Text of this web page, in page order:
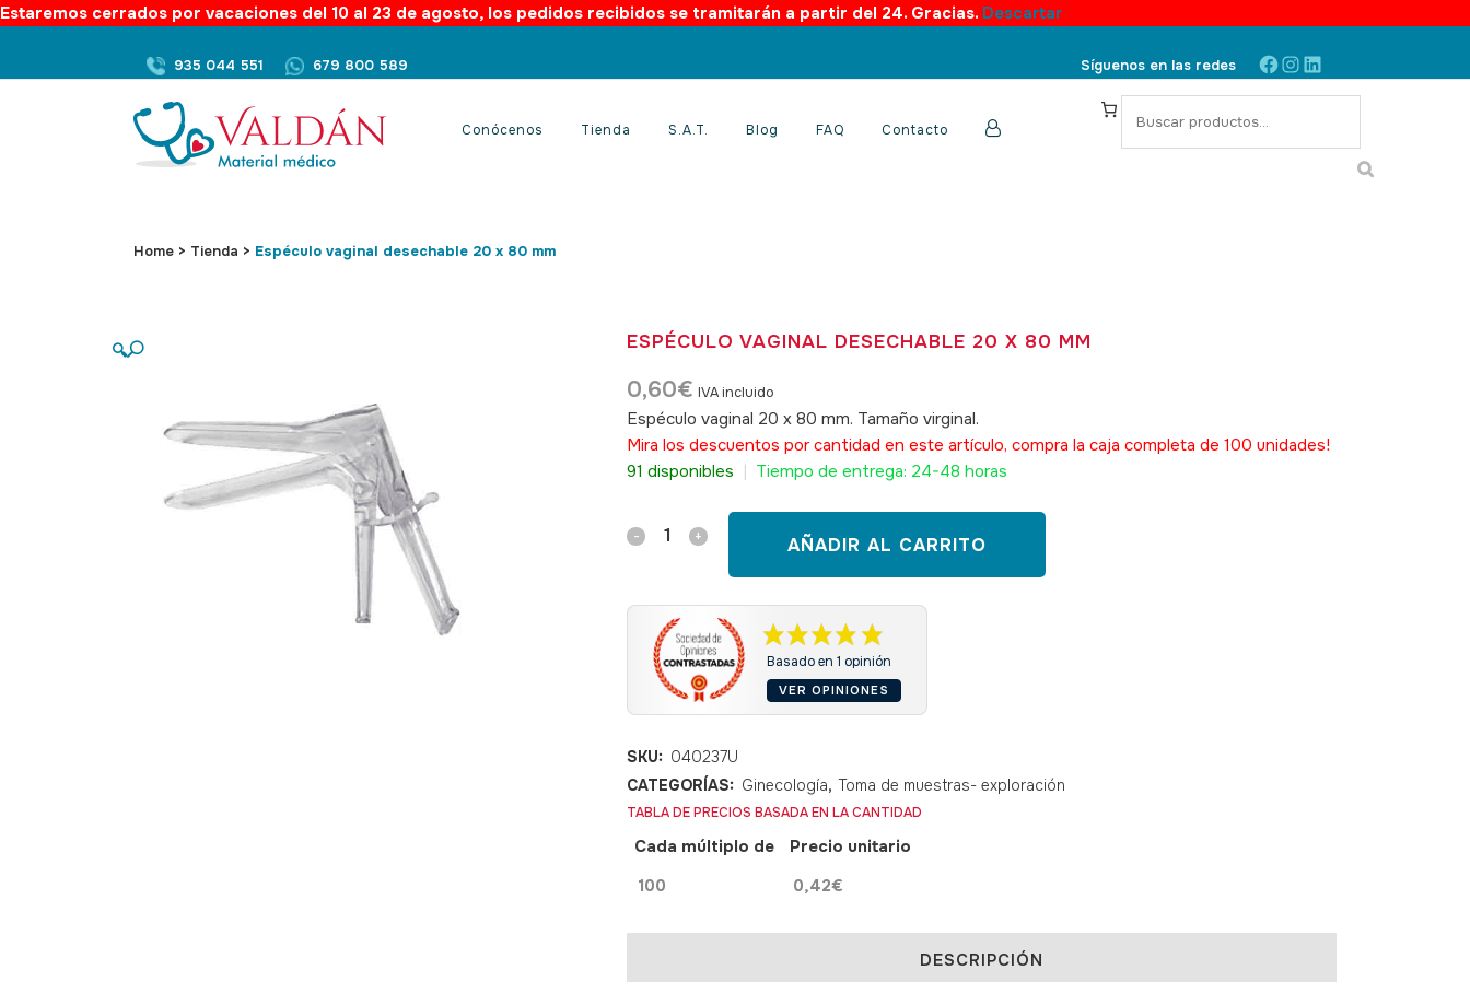
Estaremos cerrados por vacaciones del 10 al 23 de agosto, los pedidos recibidos se tramitarán a partir del 24. Gracias. Descartar
935 044 551 679 800 589 Síguenos en las redes Facebook
Instagram
LinkedIn
S
Conócenos Tienda S.A.T. Blog FAQ Contacto
Home > Tienda > Espéculo vaginal desechable 20 x 80 mm
🔍 ESPÉCULO VAGINAL DESECHABLE 20 X 80 MM
0,60€ IVA incluido
Espéculo vaginal 20 x 80 mm. Tamaño virginal.
Mira los descuentos por cantidad en este artículo, compra la caja completa de 100 unidades!
91 disponibles
Tiempo de entrega: 24-48 horas
Espéculo
desechable
mm
quantity
AÑADIR AL CARRITO
Basado en 1 opinión
VER OPINIONES
SKU: 040237U
CATEGORÍAS: Ginecología, Toma de muestras- exploración
TABLA DE PRECIOS BASADA EN LA CANTIDAD
Cada múltiplo de
Precio unitario
100
0,42€
DESCRIPCIÓN